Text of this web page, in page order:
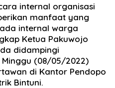
internal organisasi
manfaat yang
internal warga
Ketua Pakuwojo
didampingi
(08/05/2022)
di Kantor Pendopo
Bintuni.